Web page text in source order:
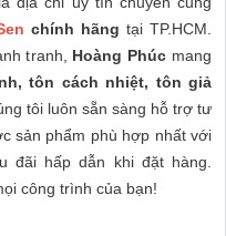
chính hãng tại TP.HCM.
tranh,
Hoàng Phúc mang
tôn cách nhiệt, tôn giả
tôi luôn sẵn sàng hỗ trợ tư
sản phẩm phù hợp nhất với
đãi hấp dẫn khi đặt hàng.
công trình của bạn!